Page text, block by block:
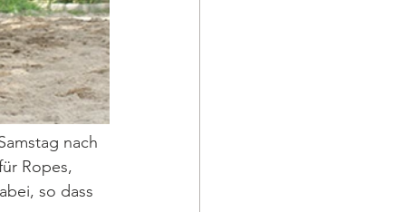
nach
Ropes,
so dass